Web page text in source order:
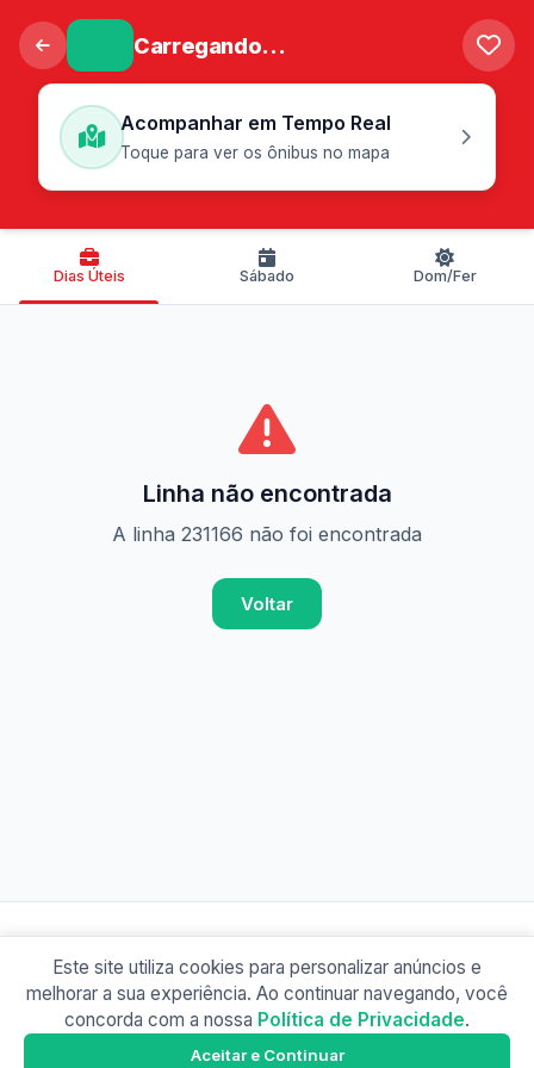
Carregando...
Acompanhar em Tempo Real
Toque para ver os ônibus no mapa
Dias Úteis Sábado Dom/Fer
Linha não encontrada
A linha 231166 não foi encontrada
Voltar
© 2026 Busão BR
Sobre Contato Política de Privacidade
Este site utiliza cookies para personalizar anúncios e
melhorar a sua experiência. Ao continuar navegando, você
concorda com a nossa Política de Privacidade.
Aceitar e Continuar